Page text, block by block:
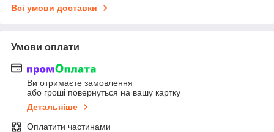
Всі умови доставки
Умови оплати
Ви отримаєте замовлення
або гроші повернуться на вашу картку
Детальніше
Оплатити частинами